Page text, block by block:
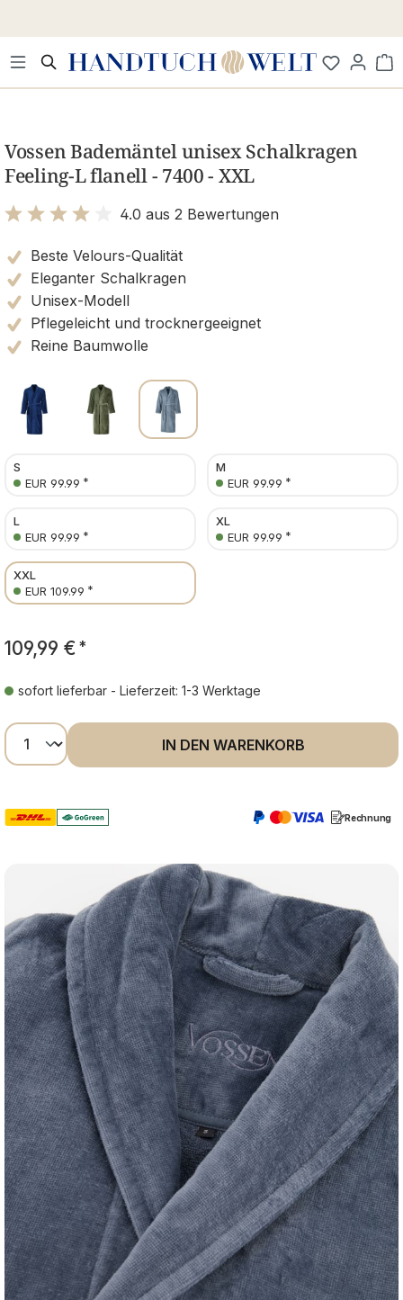
Vossen Bademäntel unisex Schalkragen
Feeling-L flanell - 7400 - XXL
4.0 aus 2 Bewertungen
Beste Velours-Qualität
Eleganter Schalkragen
Unisex-Modell
Pflegeleicht und trocknergeeignet
Reine Baumwolle
S
EUR 99.99 *
M
EUR 99.99 *
L
EUR 99.99 *
XL
EUR 99.99 *
XXL
EUR 109.99 *
109,99 € *
sofort lieferbar - Lieferzeit: 1-3 Werktage
Produkt Anzahl: Gib den gewünschten
IN DEN WARENKORB
Rechnung